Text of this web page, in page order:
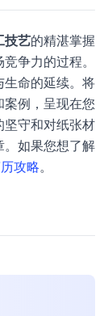
技艺的精湛掌握
争力的过程。
生命的延续。将
例，呈现在您
坚守和对纸张材
。如果您想了解
攻略。